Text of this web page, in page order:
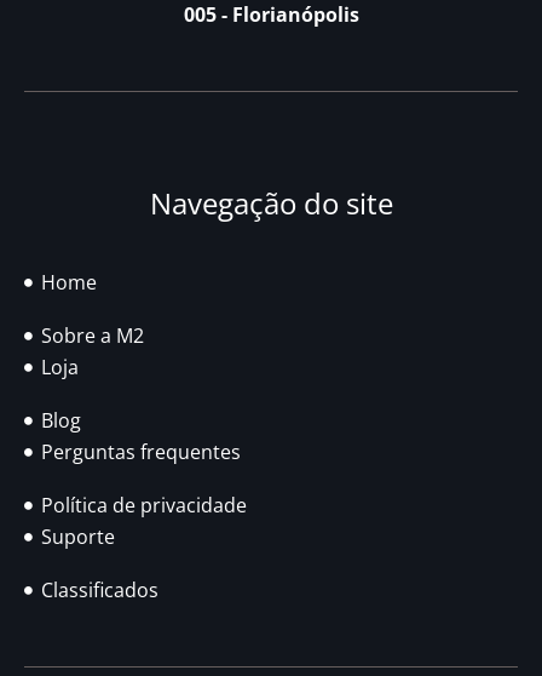
005 - Florianópolis
Navegação do site
Home
Sobre a M2
Loja
Blog
Perguntas frequentes
Política de privacidade
Suporte
Classificados